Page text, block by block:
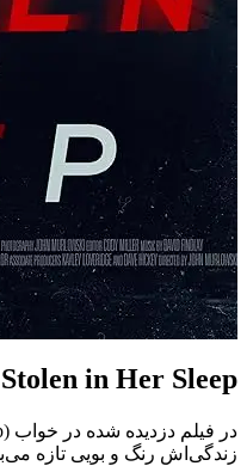
Stolen in Her Sleep
زندگی‌اش رنگ و بویی تازه